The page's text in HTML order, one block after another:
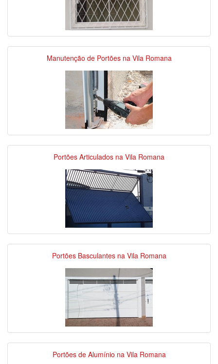
Manutenção de Portões na Vila Romana
Portões Articulados na Vila Romana
Portões Basculantes na Vila Romana
Portões de Alumínio na Vila Romana